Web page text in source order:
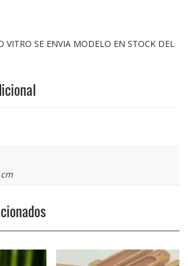
VITRO SE ENVIA MODELO EN STOCK DEL